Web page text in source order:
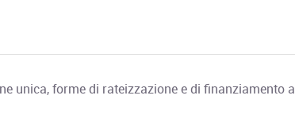
unica, forme di rateizzazione e di finanziamento a